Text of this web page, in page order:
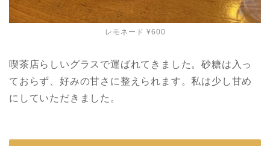
レモネード ¥600
喫茶店らしいグラスで運ばれてきました。砂糖は入っ
ておらず、好みの甘さに整えられます。私は少し甘め
にしていただきました。